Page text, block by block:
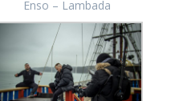
Enso – Lambada